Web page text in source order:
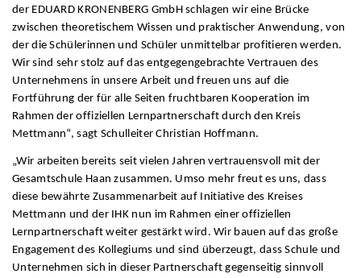
der EDUARD KRONENBERG GmbH schlagen wir eine Brücke
zwischen theoretischem Wissen und praktischer Anwendung, von
der die Schülerinnen und Schüler unmittelbar profitieren werden.
Wir sind sehr stolz auf das entgegengebrachte Vertrauen des
Unternehmens in unsere Arbeit und freuen uns auf die
Fortführung der für alle Seiten fruchtbaren Kooperation im
Rahmen der offiziellen Lernpartnerschaft durch den Kreis
Mettmann“, sagt Schulleiter Christian Hoffmann.
„Wir arbeiten bereits seit vielen Jahren vertrauensvoll mit der
Gesamtschule Haan zusammen. Umso mehr freut es uns, dass
diese bewährte Zusammenarbeit auf Initiative des Kreises
Mettmann und der IHK nun im Rahmen einer offiziellen
Lernpartnerschaft weiter gestärkt wird. Wir bauen auf das große
Engagement des Kollegiums und sind überzeugt, dass Schule und
Unternehmen sich in dieser Partnerschaft gegenseitig sinnvoll